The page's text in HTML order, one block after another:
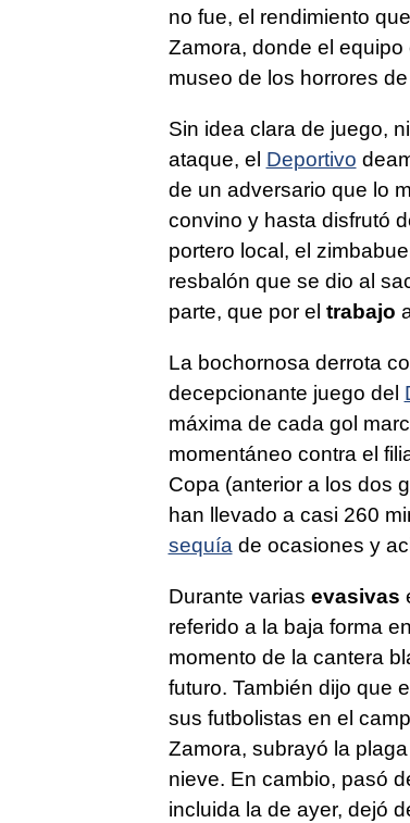
no fue, el rendimiento
Zamora, donde el
museo de los horrores
Sin idea clara de juego,
ataque, el Deportivo
de un adversario que lo
convino y hasta disfrutó
portero local, el
resbalón que se dio al
parte, que por el trabajo
La bochornosa derrota
decepcionante juego del
máxima de cada gol
momentáneo contra el
Copa (anterior a los dos
han llevado a casi 260
sequíade ocasiones y
Durante varias evasivas
referido a la baja forma
momento de la cantera
futuro. También dijo que
sus futbolistas en el
Zamora, subrayó la
nieve. En cambio, pasó
incluida la de ayer, dejó